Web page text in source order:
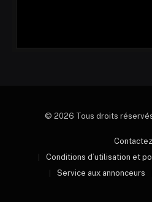
© 2026 Tous droits
Conditions d’utilisation et
Service aux annonceurs